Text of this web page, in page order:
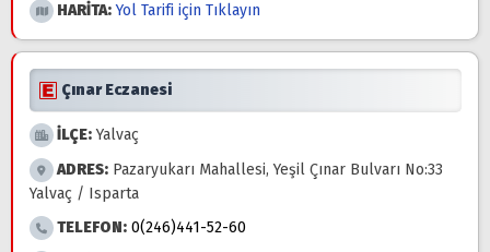
HARİTA: Yol Tarifi için Tıklayın
Çınar Eczanesi
İLÇE:Yalvaç
ADRES: Pazaryukarı Mahallesi, Yeşil Çınar Bulvarı No:33
Yalvaç / Isparta
TELEFON: 0(246)441-52-60